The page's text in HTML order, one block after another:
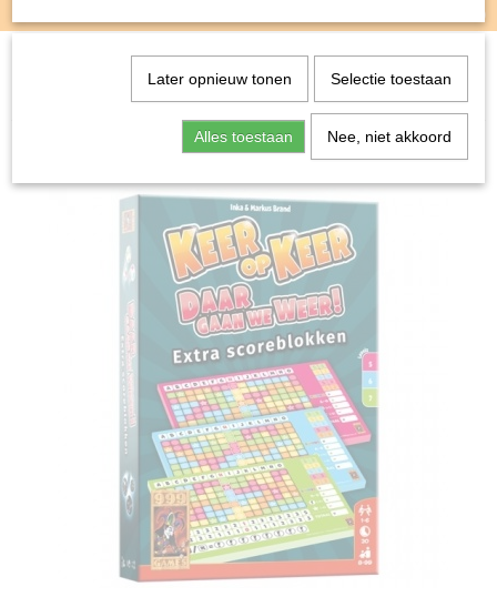
(0)
Spellen & Puzzels> Keer op Keer Scoreblokken
Level 5, 6 en 7 - Dobbelspel
Later opnieuw tonen Selectie toestaan
Alles toestaan Nee, niet akkoord